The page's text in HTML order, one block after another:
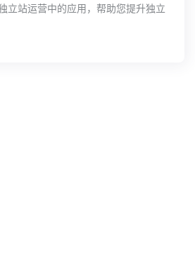
立站运营中的应用，帮助您提升独立